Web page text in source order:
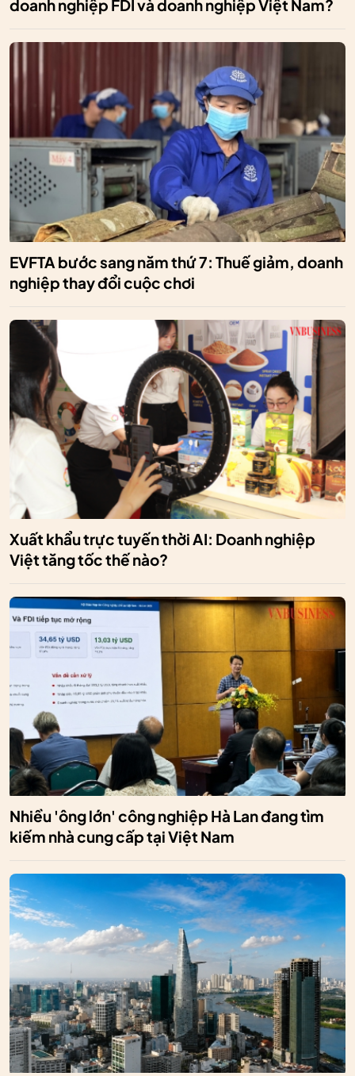
doanh nghiệp FDI và doanh nghiệp Việt Nam?
EVFTA bước sang năm thứ 7: Thuế giảm, doanh
nghiệp thay đổi cuộc chơi
Xuất khẩu trực tuyến thời AI: Doanh nghiệp
Việt tăng tốc thế nào?
Nhiều 'ông lớn' công nghiệp Hà Lan đang tìm
kiếm nhà cung cấp tại Việt Nam